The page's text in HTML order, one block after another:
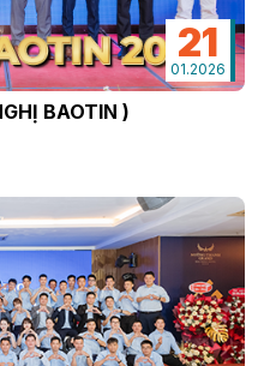
21
01.2026
BAOTIN )